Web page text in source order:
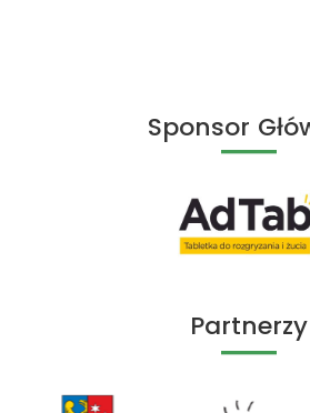
Sponsor
Partnerzy